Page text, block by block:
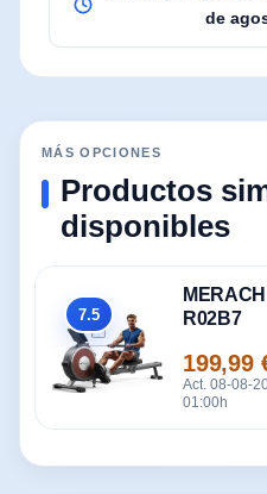
de
MÁS OPCIONES
Productos
disponibles
Global
7.5
R02B7
Precio
199,99
Act. 08-08-
01:00h